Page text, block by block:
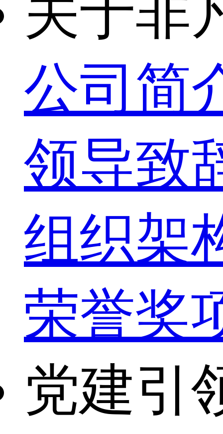
关于非
公司简
领导致
组织架
荣誉奖
党建引